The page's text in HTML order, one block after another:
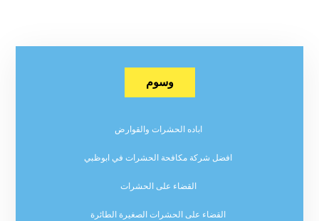
وسوم
اباده الحشرات والقوارض
افضل شركة مكافحة الحشرات في ابوظبي
القضاء على الحشرات
القضاء على الحشرات الصغيرة الطائرة